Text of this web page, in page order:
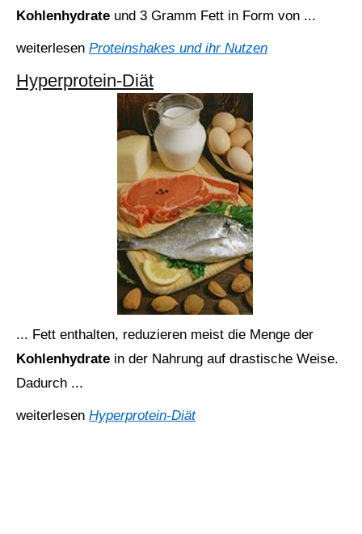
Kohlenhydrate und 3 Gramm Fett in Form von ...
weiterlesen Proteinshakes und ihr Nutzen
Hyperprotein-Diät
... Fett enthalten, reduzieren meist die Menge der
Kohlenhydrate in der Nahrung auf drastische Weise.
Dadurch ...
weiterlesen Hyperprotein-Diät